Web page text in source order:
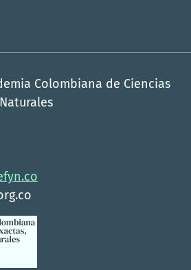
Colombiana de Ciencias